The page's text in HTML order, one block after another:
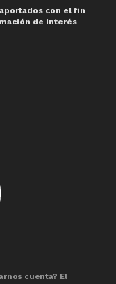
con el fin
de interés
cuenta? El